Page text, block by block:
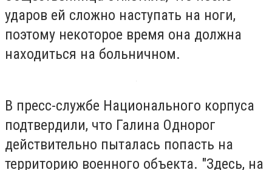
ударов ей сложно наступать на ноги,
поэтому некоторое время она должна
находиться на больничном.
В пресс-службе Национального корпуса
подтвердили, что Галина Однорог
действительно пыталась попасть на
территорию военного объекта. "Здесь, на